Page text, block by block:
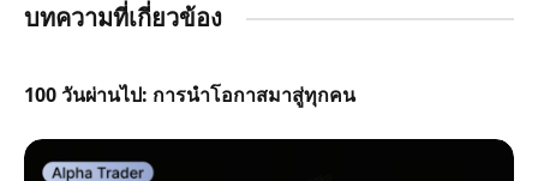
บทความที่เกี่ยวข้อง
100 วันผ่านไป: การนำโอกาสมาสู่ทุกคน